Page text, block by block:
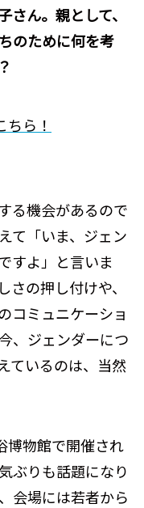
さん。親として、
のために何を考
ら！
る機会があるので
て「いま、ジェン
すよ」と言いま
の押し付けや、
コミュニケーショ
、ジェンダーにつ
ているのは、当然
博物館で開催され
ぶりも話題になり
会場には若者から